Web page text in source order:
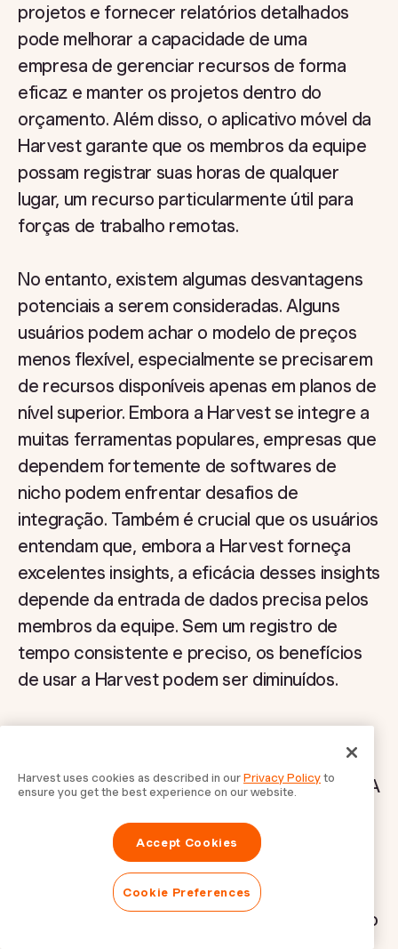
projetos e fornecer relatórios detalhados
pode melhorar a capacidade de uma
empresa de gerenciar recursos de forma
eficaz e manter os projetos dentro do
orçamento. Além disso, o aplicativo móvel da
Harvest garante que os membros da equipe
possam registrar suas horas de qualquer
lugar, um recurso particularmente útil para
forças de trabalho remotas.
No entanto, existem algumas desvantagens
potenciais a serem consideradas. Alguns
usuários podem achar o modelo de preços
menos flexível, especialmente se precisarem
de recursos disponíveis apenas em planos de
nível superior. Embora a Harvest se integre a
muitas ferramentas populares, empresas que
dependem fortemente de softwares de
nicho podem enfrentar desafios de
integração. Também é crucial que os usuários
entendam que, embora a Harvest forneça
excelentes insights, a eficácia desses insights
depende da entrada de dados precisa pelos
membros da equipe. Sem um registro de
tempo consistente e preciso, os benefícios
de usar a Harvest podem ser diminuídos.
Apesar dessas questões potenciais, as
frequentemente superam as desvantagens. A
de projetos e relatórios financeiros pode
levar a economias significativas de tempo e
custo. De fato, empresas que implementam
tecnologias avançadas de controle de tempo
Harvest uses cookies as described in ourPrivacy Policyto
ensure you get the best experience on our website.
Accept Cookies
Cookie Preferences